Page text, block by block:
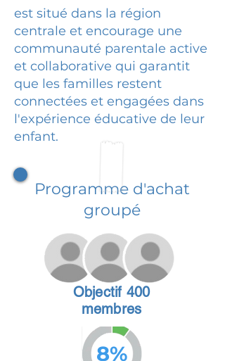
est situé dans la région
centrale et encourage une
communauté parentale active
et collaborative qui garantit
que les familles restent
connectées et engagées dans
l'expérience éducative de leur
enfant.
Programme d'achat
groupé
Objectif 400
membres
8%